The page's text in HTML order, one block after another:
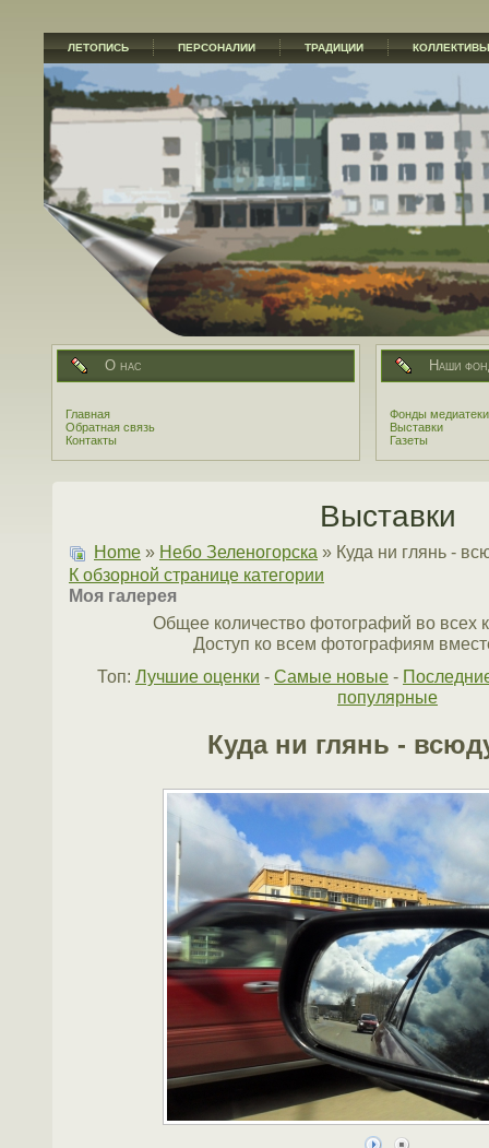
ЛЕТОПИСЬ ПЕРСОНАЛИИ ТРАДИЦИИ КОЛЛЕКТИВЫ
О нас
Главная
Обратная связь
Контакты
Наши
Фонды медиатеки
Выставки
Газеты
Выставки
Home » Небо Зеленогорска » Куда ни глянь -
К обзорной странице категории
Моя галерея
Общее количество фотографий во всех
Доступ ко всем фотографиям
Топ: Лучшие оценки - Самые новые -
популярные
Куда ни глянь -